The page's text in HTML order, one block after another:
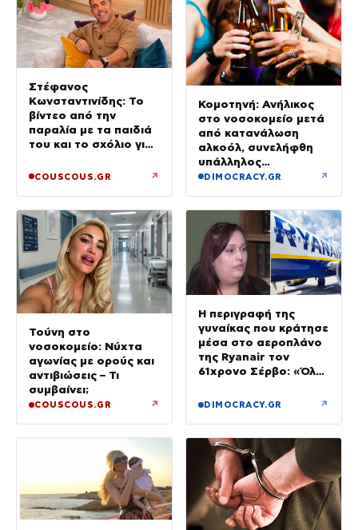
Στέφανος
Κωνσταντινίδης: Το
βίντεο από την
παραλία με τα παιδιά
του και το σχόλιο για
COUSCOUS.GR ↗
Κομοτηνή: Ανήλικος
στο νοσοκομείο μετά
από κατανάλωση
αλκοόλ, συνελήφθη
υπάλληλος
καταστήματος
DIMOCRACY.GR ↗
Τούνη στο
νοσοκομείο: Νύχτα
αγωνίας με ορούς και
αντιβιώσεις – Τι
συμβαίνει;
COUSCOUS.GR ↗
Η περιγραφή της
γυναίκας που κράτησε
μέσα στο αεροπλάνο
της Ryanair τον
61χρονο Σέρβο: «Όλα
δευτερολέπτου»
DIMOCRACY.GR ↗